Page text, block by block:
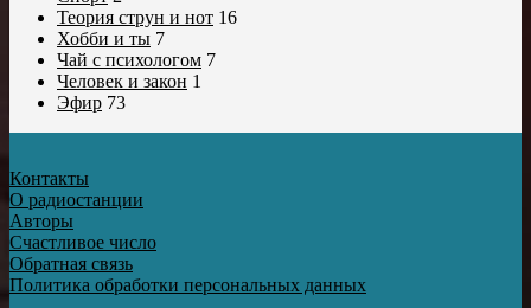
Теория струн и нот 16
Хобби и ты 7
Чай с психологом 7
Человек и закон 1
Эфир 73
Контакты
О радиостанции
Авторы
Счастливое число
Обратная связь
Политика обработки персональных данных